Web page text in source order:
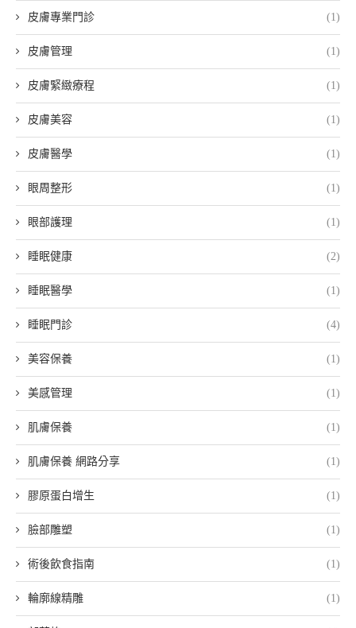
皮膚專業門診 (1)
皮膚管理 (1)
皮膚緊緻療程 (1)
皮膚美容 (1)
皮膚醫學 (1)
眼周整形 (1)
眼部護理 (1)
睡眠健康 (2)
睡眠醫學 (1)
睡眠門診 (4)
美容保養 (1)
美感管理 (1)
肌膚保養 (1)
肌膚保養 網路分享 (1)
膠原蛋白增生 (1)
臉部雕塑 (1)
術後飲食指南 (1)
輪廓線精雕 (1)